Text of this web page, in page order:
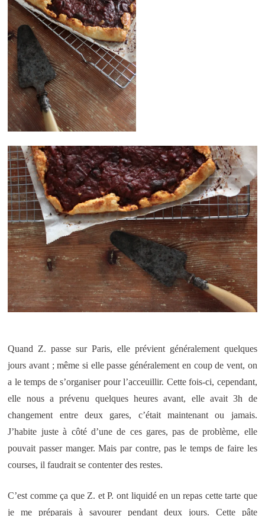
Quand Z. passe sur Paris, elle prévient généralement quelques
jours avant ; même si elle passe généralement en coup de vent, on
a le temps de s’organiser pour l’acceuillir. Cette fois-ci, cependant,
elle nous a prévenu quelques heures avant, elle avait 3h de
changement entre deux gares, c’était maintenant ou jamais.
J’habite juste à côté d’une de ces gares, pas de problème, elle
pouvait passer manger. Mais par contre, pas le temps de faire les
courses, il faudrait se contenter des restes.
C’est comme ça que Z. et P. ont liquidé en un repas cette tarte que
je me préparais à savourer pendant deux jours. Cette pâte